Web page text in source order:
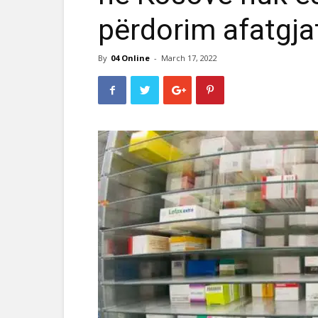
përdorim
By 04 Online - March 17, 2022